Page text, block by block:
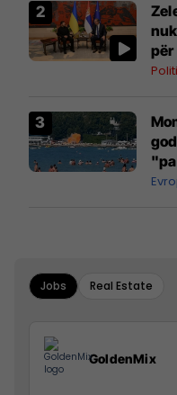
për
Jobs Real Estate
GoldenMix